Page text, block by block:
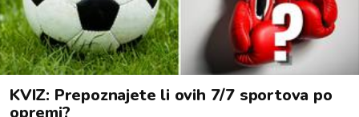
KVIZ: Prepoznajete li ovih 7/7 sportova po